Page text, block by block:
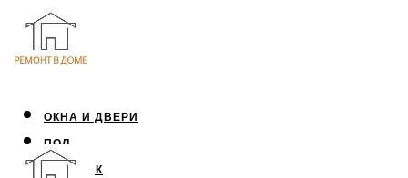
ОКНА И ДВЕРИ
ПОЛ
ПОТОЛОК